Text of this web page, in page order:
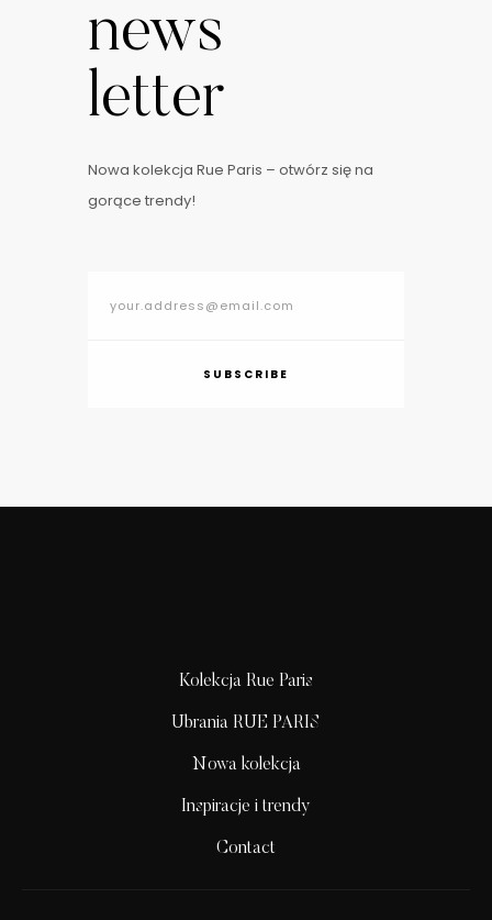
news
letter
Nowa kolekcja Rue Paris – otwórz się na
gorące trendy!
SUBSCRIBE
Kolekcja Rue Paris
Ubrania RUE PARIS
Nowa kolekcja
Inspiracje i trendy
Contact